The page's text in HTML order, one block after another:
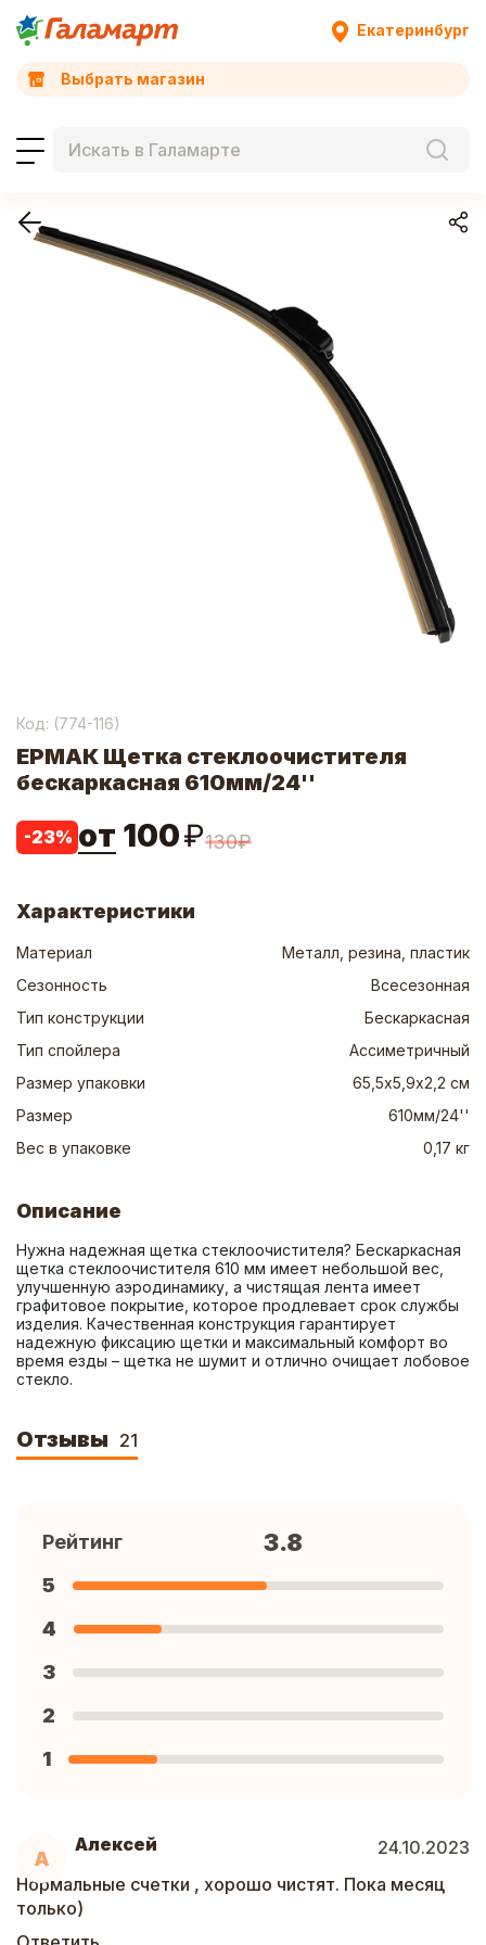
Екатеринбург
Выбрать магазин
Код: (774-116)
ЕРМАК Щетка стеклоочистителя
бескаркасная 610мм/24''
-23% от 100₽130₽
Характеристики
Материал
Металл, резина, пластик
Сезонность
Всесезонная
Тип конструкции
Бескаркасная
Тип спойлера
Ассиметричный
Размер упаковки
65,5х5,9х2,2 см
Размер
610мм/24''
Вес в упаковке
0,17 кг
Описание
Нужна надежная щетка стеклоочистителя? Бескаркасная
щетка стеклоочистителя 610 мм имеет небольшой вес,
улучшенную аэродинамику, а чистящая лента имеет
графитовое покрытие, которое продлевает срок службы
изделия. Качественная конструкция гарантирует
надежную фиксацию щетки и максимальный комфорт во
время езды – щетка не шумит и отлично очищает лобовое
стекло.
Отзывы 21
А
Алексей
24.10.2023
Нормальные счетки , хорошо чистят. Пока месяц
только)
Рейтинг 3.8
5
4
3
2
1